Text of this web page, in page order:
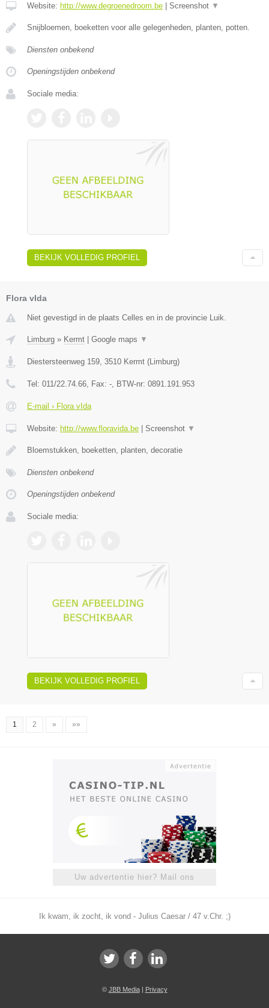
Website: http://www.degroenedroom.be | Screenshot ▼
Snijbloemen, boeketten voor alle gelegenheden, planten, potten.
Diensten onbekend
Openingstijden onbekend
Sociale media:
BEKIJK VOLLEDIG PROFIEL
Flora vIda
Niet gevestigd in de plaats Celles en in de provincie Luik.
Limburg » Kermt Google maps ▼
Diestersteenweg 159, 3510 Kermt (Limburg)
Tel: 011/22.74.66, Fax: -, BTW-nr: 0891.191.953
E-mail › Flora vIda
Website: http://www.floravida.be Screenshot ▼
Bloemstukken, boeketten, planten, decoratie
Diensten onbekend
Openingstijden onbekend
Sociale media:
BEKIJK VOLLEDIG PROFIEL
1 2 » »»
Uw advertentie hier? Mail ons
Ik kwam, ik zocht, ik vond - Julius Caesar / 47 v.Chr. ;)
© JBB Media| Privacy